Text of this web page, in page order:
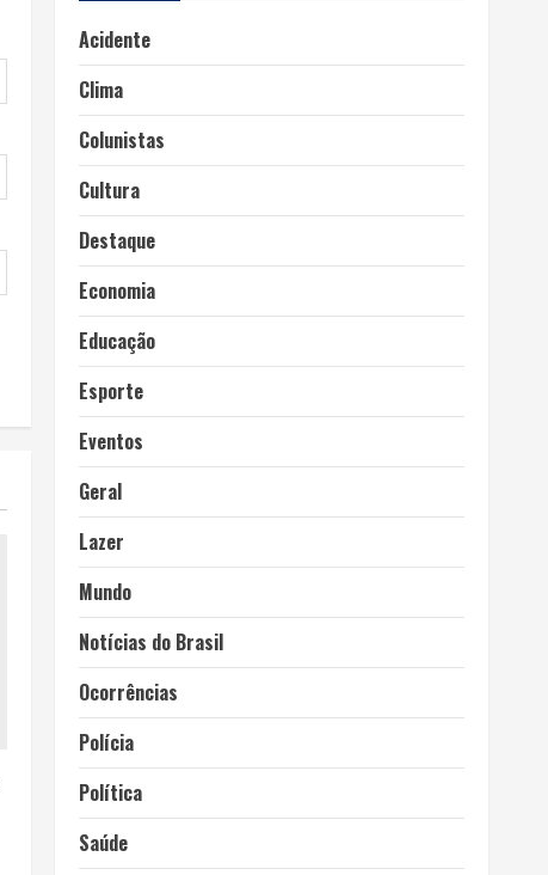
Acidente
Clima
Colunistas
Cultura
Destaque
Economia
Educação
Esporte
Eventos
Geral
Lazer
Mundo
Notícias do Brasil
Ocorrências
Polícia
Política
Saúde